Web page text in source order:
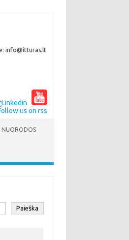
info@itturas.lt
NUORODOS
Paieška